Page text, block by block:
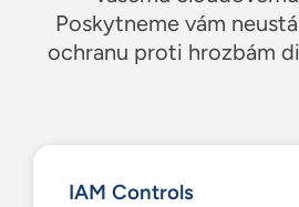
Poskytneme vám
ochranu proti hrozbám
IAM Controls